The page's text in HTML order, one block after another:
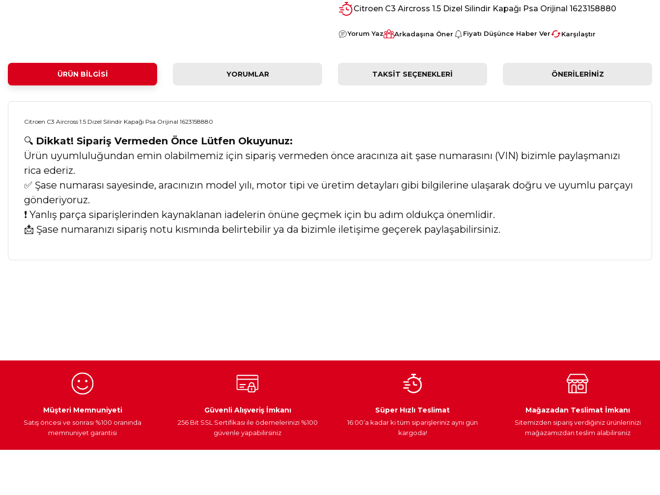
Citroen C3 Aircross 1.5 Dizel Silindir Kapağı Psa Orijinal 1623158880
Yorum Yaz Arkadaşına Öner Fiyatı Düşünce Haber Ver Karşılaştır
ÜRÜN BILGISI YORUMLAR TAKSIT SEÇENEKLERI ÖNERILERINIZ
Citroen C3 Aircross 1.5 Dizel Silindir Kapağı Psa Orijinal 1623158880
🔍 Dikkat! Sipariş Vermeden Önce Lütfen Okuyunuz:
Ürün uyumluluğundan emin olabilmemiz için sipariş vermeden önce aracınıza ait şase numarasını (VIN) bizimle paylaşmanızı
rica ederiz.
✅ Şase numarası sayesinde, aracınızın model yılı, motor tipi ve üretim detayları gibi bilgilerine ulaşarak doğru ve uyumlu parçayı
gönderiyoruz.
❗ Yanlış parça siparişlerinden kaynaklanan iadelerin önüne geçmek için bu adım oldukça önemlidir.
📩 Şase numaranızı sipariş notu kısmında belirtebilir ya da bizimle iletişime geçerek paylaşabilirsiniz.
Egzoz Sistemi Ateşleme Sistemi Araç Farları Yedek Parça
Müşteri Memnuniyeti
Satış öncesi ve sonrası %100 oranında
memnuniyet garantisi
Güvenli Alışveriş İmkanı
256 Bit SSL Sertifikası ile ödemelerinizi %100
güvenle yapabilirsiniz
Süper Hızlı Teslimat
16:00’a kadar ki tüm siparişleriniz aynı gün
kargoda!
Mağazadan Teslimat İmkanı
Sitemizden sipariş verdiğiniz ürünlerinizi
mağazamızdan teslim alabilirsiniz